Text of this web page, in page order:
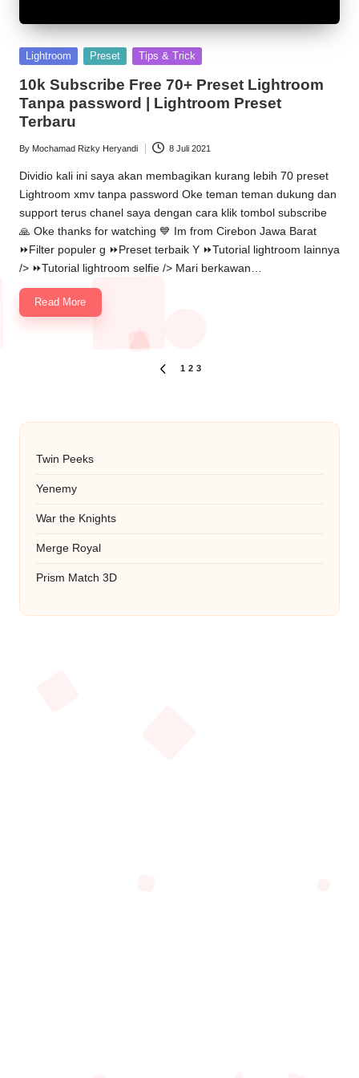
Posted
Lightroom Preset Tips & Trick
10k Subscribe Free 70+ Preset Lightroom
Tanpa password | Lightroom Preset
Terbaru
Posted
by
By Mochamad Rizky Heryandi 8 Juli 2021
Dividio kali ini saya akan membagikan kurang lebih 70 preset
Lightroom xmv tanpa password Oke teman teman dukung dan
support terus chanel saya dengan cara klik tombol subscribe
🙏 Oke thanks for watching 💙 Im from Cirebon Jawa Barat
⏩Filter populer g ⏩Preset terbaik Y ⏩Tutorial lightroom lainnya
/> ⏩Tutorial lightroom selfie /> Mari berkawan…
Read More
PREVIOUS
1 2 3
Twin Peeks
Yenemy
War the Knights
Merge Royal
Prism Match 3D